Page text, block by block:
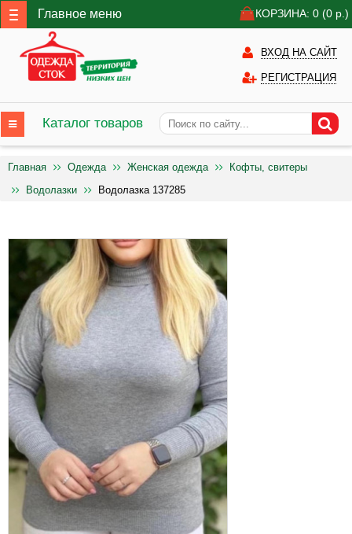
Главное меню КОРЗИНА: 0 (0 р.)
ВХОД НА САЙТ
РЕГИСТРАЦИЯ
Каталог товаров
Главная Одежда Женская одежда
Кофты, свитеры
Водолазки
Водолазка 137285